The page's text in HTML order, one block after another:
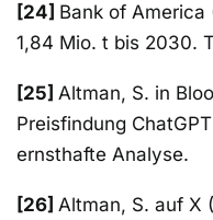
[24] Bank of America
1,84 Mio. t bis 2030.
[25] Altman, S. in
Preisfindung
ernsthafte Analyse.
[26] Altman, S. auf X